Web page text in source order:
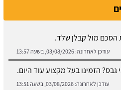
גבס? הזמינו בעל מקצוע עוד היום.
עודכן לאחרונה:03/08/2026, בשעה 13:51
הריצוף והחיפוי.
עודכן לאחרונה: 03/08/2026, בשעה 13:43